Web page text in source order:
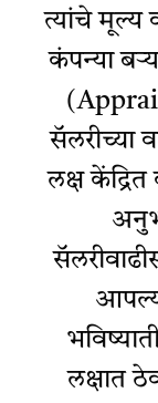
त्यांचे मूल्य
कंपन्या
सॅलरीच्या
लक्ष
लक्षात